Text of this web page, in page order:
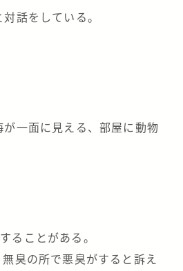
話をしている。
一面に見える、部屋に動物
ることがある。
臭の所で悪臭がすると訴え